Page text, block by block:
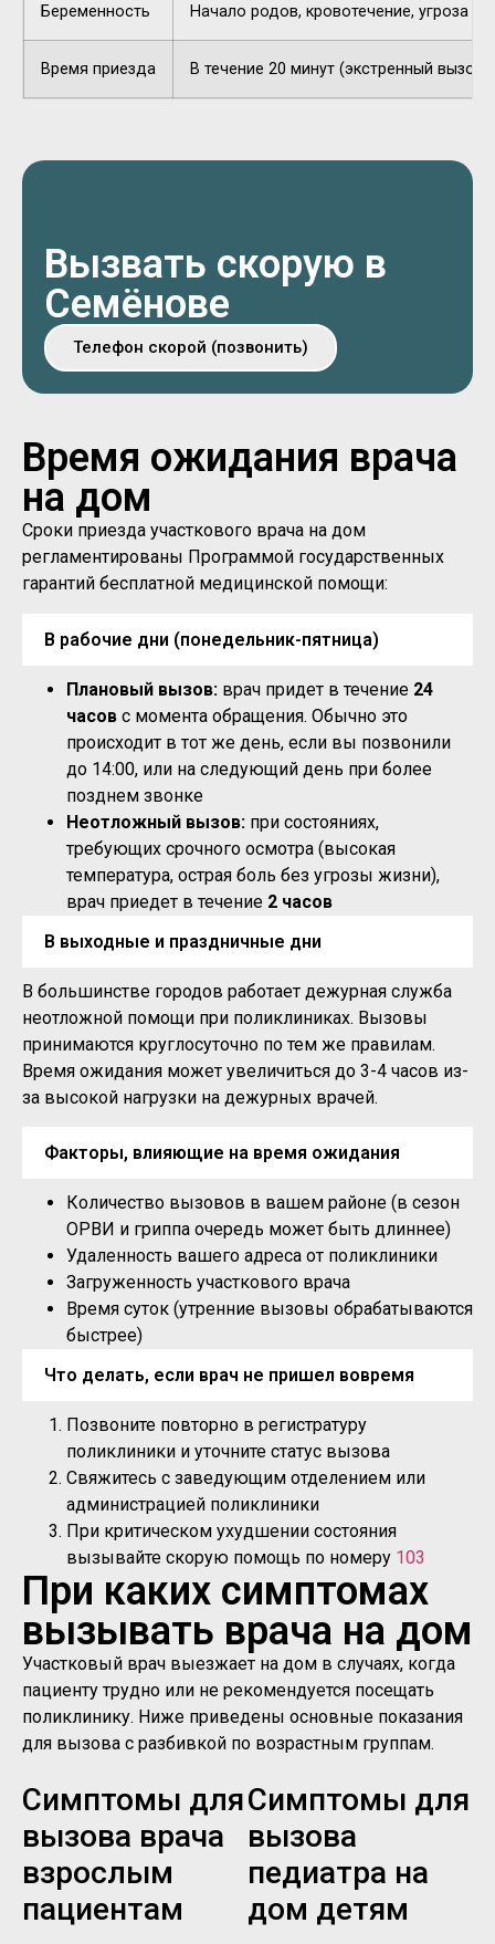
Беременность Начало родов, кровотечение, угроза
Время приезда В течение 20 минут (экстренный вызов).
Вызвать скорую в
Семёнове
Телефон скорой (позвонить)
Время ожидания врача
на дом
Сроки приезда участкового врача на дом
регламентированы Программой государственных
гарантий бесплатной медицинской помощи:
В рабочие дни (понедельник-пятница)
Плановый вызов: врач придет в течение 24
часов с момента обращения. Обычно это
происходит в тот же день, если вы позвонили
до 14:00, или на следующий день при более
позднем звонке
Неотложный вызов: при состояниях,
требующих срочного осмотра (высокая
температура, острая боль без угрозы жизни),
врач приедет в течение 2 часов
В выходные и праздничные дни
В большинстве городов работает дежурная служба
неотложной помощи при поликлиниках. Вызовы
принимаются круглосуточно по тем же правилам.
Время ожидания может увеличиться до 3-4 часов из-
за высокой нагрузки на дежурных врачей.
Факторы, влияющие на время ожидания
Количество вызовов в вашем районе (в сезон
ОРВИ и гриппа очередь может быть длиннее)
Удаленность вашего адреса от поликлиники
Загруженность участкового врача
Время суток (утренние вызовы обрабатываются
быстрее)
Что делать, если врач не пришел вовремя
Позвоните повторно в регистратуру
поликлиники и уточните статус вызова
Свяжитесь с заведующим отделением или
администрацией поликлиники
При критическом ухудшении состояния
вызывайте скорую помощь по номеру 103
При каких симптомах
вызывать врача на дом
Участковый врач выезжает на дом в случаях, когда
пациенту трудно или не рекомендуется посещать
поликлинику. Ниже приведены основные показания
для вызова с разбивкой по возрастным группам.
Симптомы для
вызова врача
взрослым
пациентам
Симптомы для
вызова
педиатра на
дом детям